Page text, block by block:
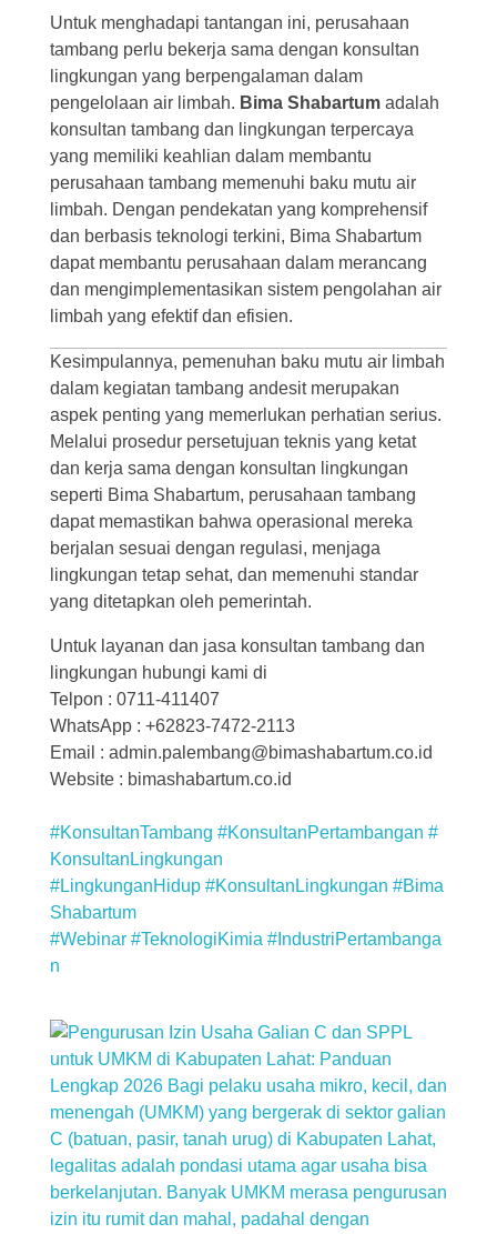
Untuk menghadapi tantangan ini, perusahaan
tambang perlu bekerja sama dengan konsultan
lingkungan yang berpengalaman dalam
pengelolaan air limbah. Bima Shabartum adalah
konsultan tambang dan lingkungan terpercaya
yang memiliki keahlian dalam membantu
perusahaan tambang memenuhi baku mutu air
limbah. Dengan pendekatan yang komprehensif
dan berbasis teknologi terkini, Bima Shabartum
dapat membantu perusahaan dalam merancang
dan mengimplementasikan sistem pengolahan air
limbah yang efektif dan efisien.
Kesimpulannya, pemenuhan baku mutu air limbah
dalam kegiatan tambang andesit merupakan
aspek penting yang memerlukan perhatian serius.
Melalui prosedur persetujuan teknis yang ketat
dan kerja sama dengan konsultan lingkungan
seperti Bima Shabartum, perusahaan tambang
dapat memastikan bahwa operasional mereka
berjalan sesuai dengan regulasi, menjaga
lingkungan tetap sehat, dan memenuhi standar
yang ditetapkan oleh pemerintah.
Untuk layanan dan jasa konsultan tambang dan
lingkungan hubungi kami di
Telpon : 0711-411407
WhatsApp : +62823-7472-2113
Email : admin.palembang@bimashabartum.co.id
Website : bimashabartum.co.id
#KonsultanTambang #KonsultanPertambangan #
KonsultanLingkungan
#LingkunganHidup #KonsultanLingkungan #Bima
Shabartum
#Webinar #TeknologiKimia #IndustriPertambanga
n